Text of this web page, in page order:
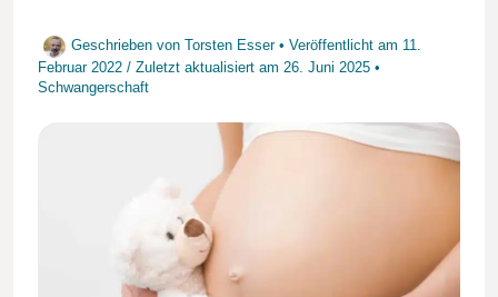
Geschrieben von Torsten Esser • Veröffentlicht am 11.
Februar 2022 / Zuletzt aktualisiert am 26. Juni 2025•
Schwangerschaft